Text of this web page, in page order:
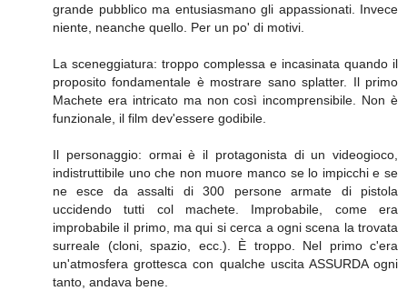
grande pubblico ma entusiasmano gli appassionati. Invece
niente, neanche quello. Per un po' di motivi.
La sceneggiatura: troppo complessa e incasinata quando il
proposito fondamentale è mostrare sano splatter. Il primo
Machete era intricato ma non così incomprensibile. Non è
funzionale, il film dev'essere godibile.
Il personaggio: ormai è il protagonista di un videogioco,
indistruttibile uno che non muore manco se lo impicchi e se
ne esce da assalti di 300 persone armate di pistola
uccidendo tutti col machete. Improbabile, come era
improbabile il primo, ma qui si cerca a ogni scena la trovata
surreale (cloni, spazio, ecc.). È troppo. Nel primo c'era
un'atmosfera grottesca con qualche uscita ASSURDA ogni
tanto, andava bene.